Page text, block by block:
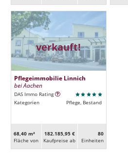
verkauft!
Pflegeimmobilie Linnich
bei Aachen
DAS Immo Rating
Kategorien
Pflege, Bestand
68,40 m²
Fläche von
182.185,95 €
Kaufpreise ab
80
Ein­heiten